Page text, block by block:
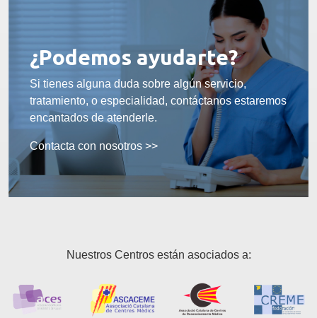
¿Podemos ayudarte?
Si tienes alguna duda sobre algún servicio,
tratamiento, o especialidad, contáctanos estaremos
encantados de atenderle.
Contacta con nosotros >>
Nuestros Centros están asociados a: